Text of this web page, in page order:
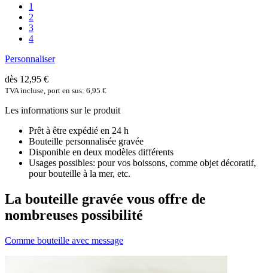
1
2
3
4
Personnaliser
dès 12,95 €
TVA incluse, port en sus: 6,95 €
Les informations sur le produit
Prêt à être expédié en 24 h
Bouteille personnalisée gravée
Disponible en deux modèles différents
Usages possibles: pour vos boissons, comme objet décoratif,
pour bouteille à la mer, etc.
La bouteille gravée vous offre de
nombreuses possibilité
Comme bouteille avec message